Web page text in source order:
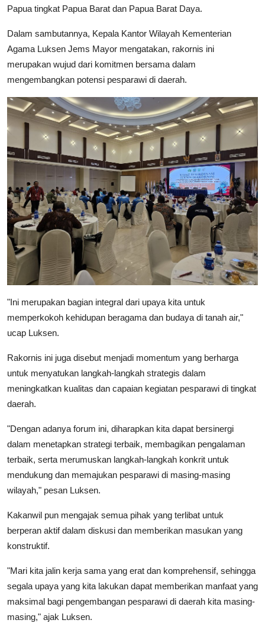
Papua tingkat Papua Barat dan Papua Barat Daya.
Dalam sambutannya, Kepala Kantor Wilayah Kementerian
Agama Luksen Jems Mayor mengatakan, rakornis ini
merupakan wujud dari komitmen bersama dalam
mengembangkan potensi pesparawi di daerah.
"Ini merupakan bagian integral dari upaya kita untuk
memperkokoh kehidupan beragama dan budaya di tanah air,"
ucap Luksen.
Rakornis ini juga disebut menjadi momentum yang berharga
untuk menyatukan langkah-langkah strategis dalam
meningkatkan kualitas dan capaian kegiatan pesparawi di tingkat
daerah.
"Dengan adanya forum ini, diharapkan kita dapat bersinergi
dalam menetapkan strategi terbaik, membagikan pengalaman
terbaik, serta merumuskan langkah-langkah konkrit untuk
mendukung dan memajukan pesparawi di masing-masing
wilayah," pesan Luksen.
Kakanwil pun mengajak semua pihak yang terlibat untuk
berperan aktif dalam diskusi dan memberikan masukan yang
konstruktif.
"Mari kita jalin kerja sama yang erat dan komprehensif, sehingga
segala upaya yang kita lakukan dapat memberikan manfaat yang
maksimal bagi pengembangan pesparawi di daerah kita masing-
masing," ajak Luksen.